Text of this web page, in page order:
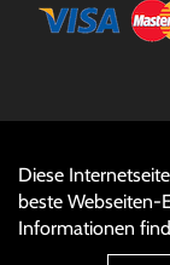
Diese
beste Webseiten-
Informationen